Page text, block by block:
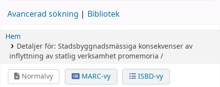
Avancerad sökning Bibliotek
Hem
Detaljer för: Stadsbyggnadsmässiga konsekvenser av
inflyttning av statlig verksamhet promemoria /
Normalvy
MARC-vy ISBD-vy